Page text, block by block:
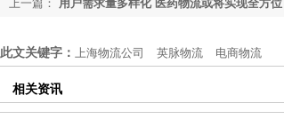
上一篇：
用户需求量多样化 医药物流或将实现全方位
此文关键字： 上海物流公司 英脉物流 电商物流
相关资讯